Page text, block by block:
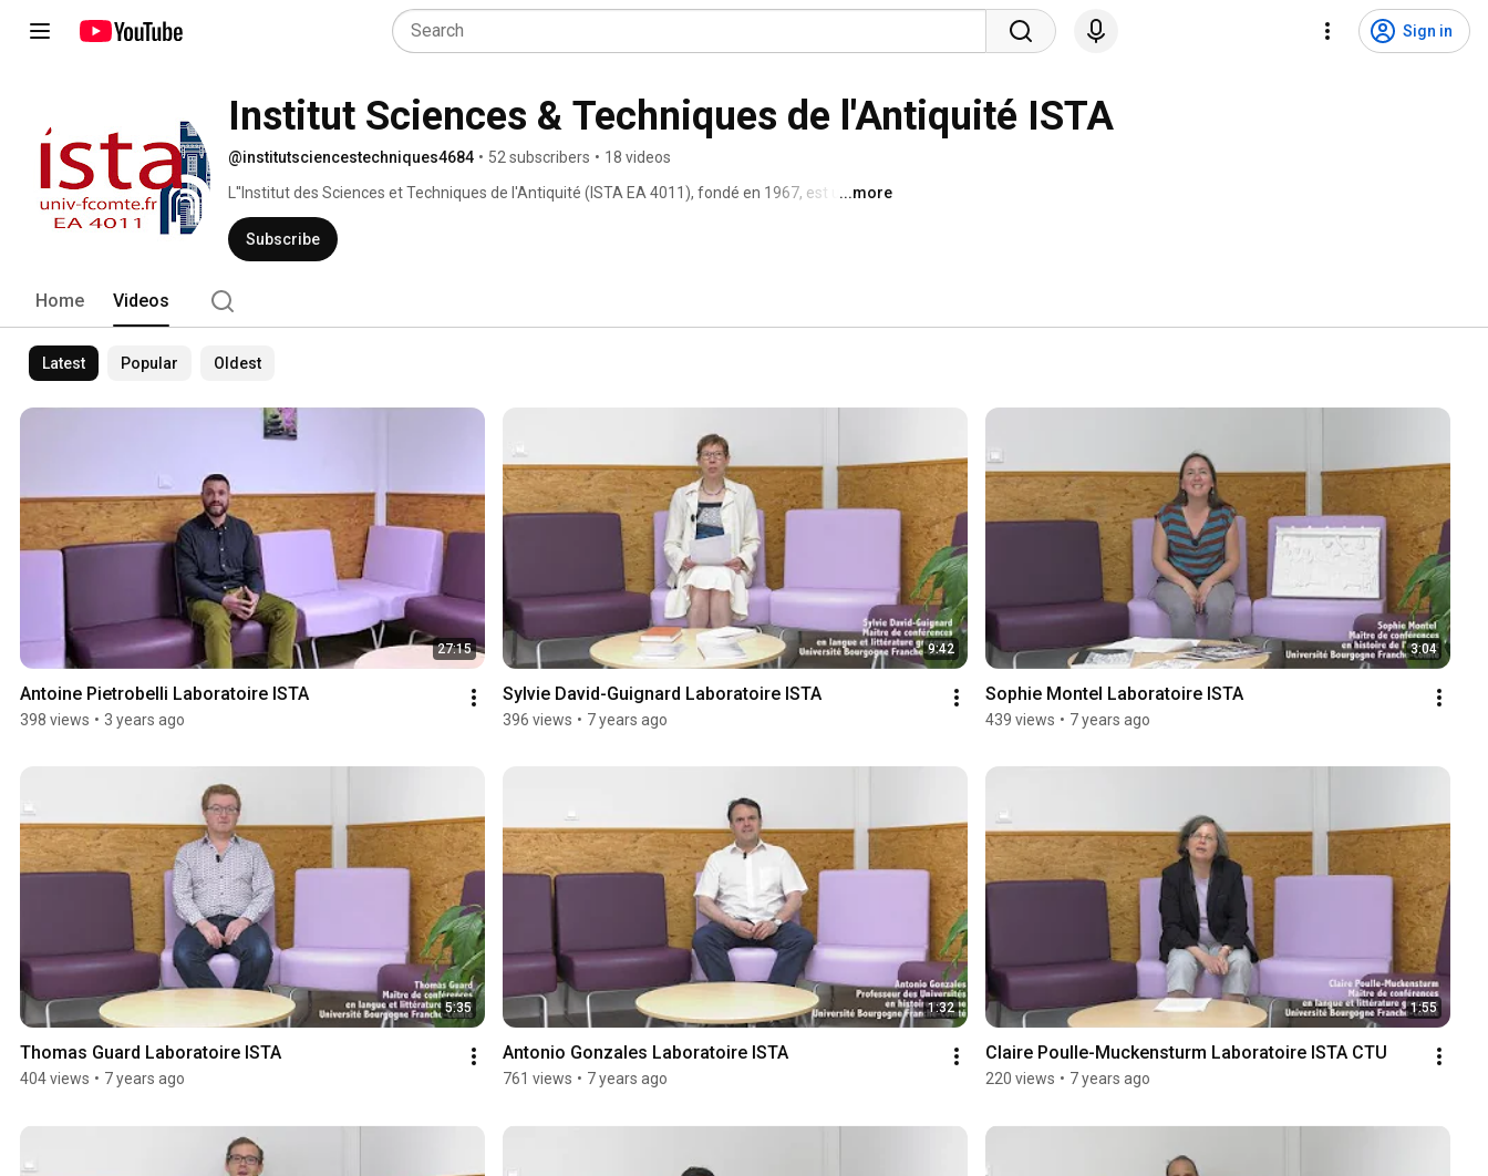
Sign in
Institut Sciences & Techniques de l'Antiquité ISTA
@institutsciencestechniques4684 • 52 subscribers • 18 videos
L''Institut des Sciences et Techniques de l'Antiquité (ISTA EA 4011), fondé en 1967, est une
équipe de recherche qui regroupe des historiens, des historiens de l'art, des archéologues, des
civilisationnistes, des philologues, des linguistes, et des juristes, spécialisés dans les cultures de
l'Antiquité et/ou dans leurs transmissions et leurs réceptions. L'ISTA est une unité de recherche
fcomte.fr
...more
Subscribe
Home Videos
Latest Popular Oldest
27:15
Antoine Pietrobelli Laboratoire ISTA
398 views • 3 years ago
9:42
Sylvie David-Guignard Laboratoire ISTA
396 views • 7 years ago
3:04
Sophie Montel Laboratoire ISTA
439 views • 7 years ago
5:35
Thomas Guard Laboratoire ISTA
404 views • 7 years ago
1:32
Antonio Gonzales Laboratoire ISTA
761 views • 7 years ago
1:55
Claire Poulle-Muckensturm Laboratoire ISTA CTU
220 views • 7 years ago